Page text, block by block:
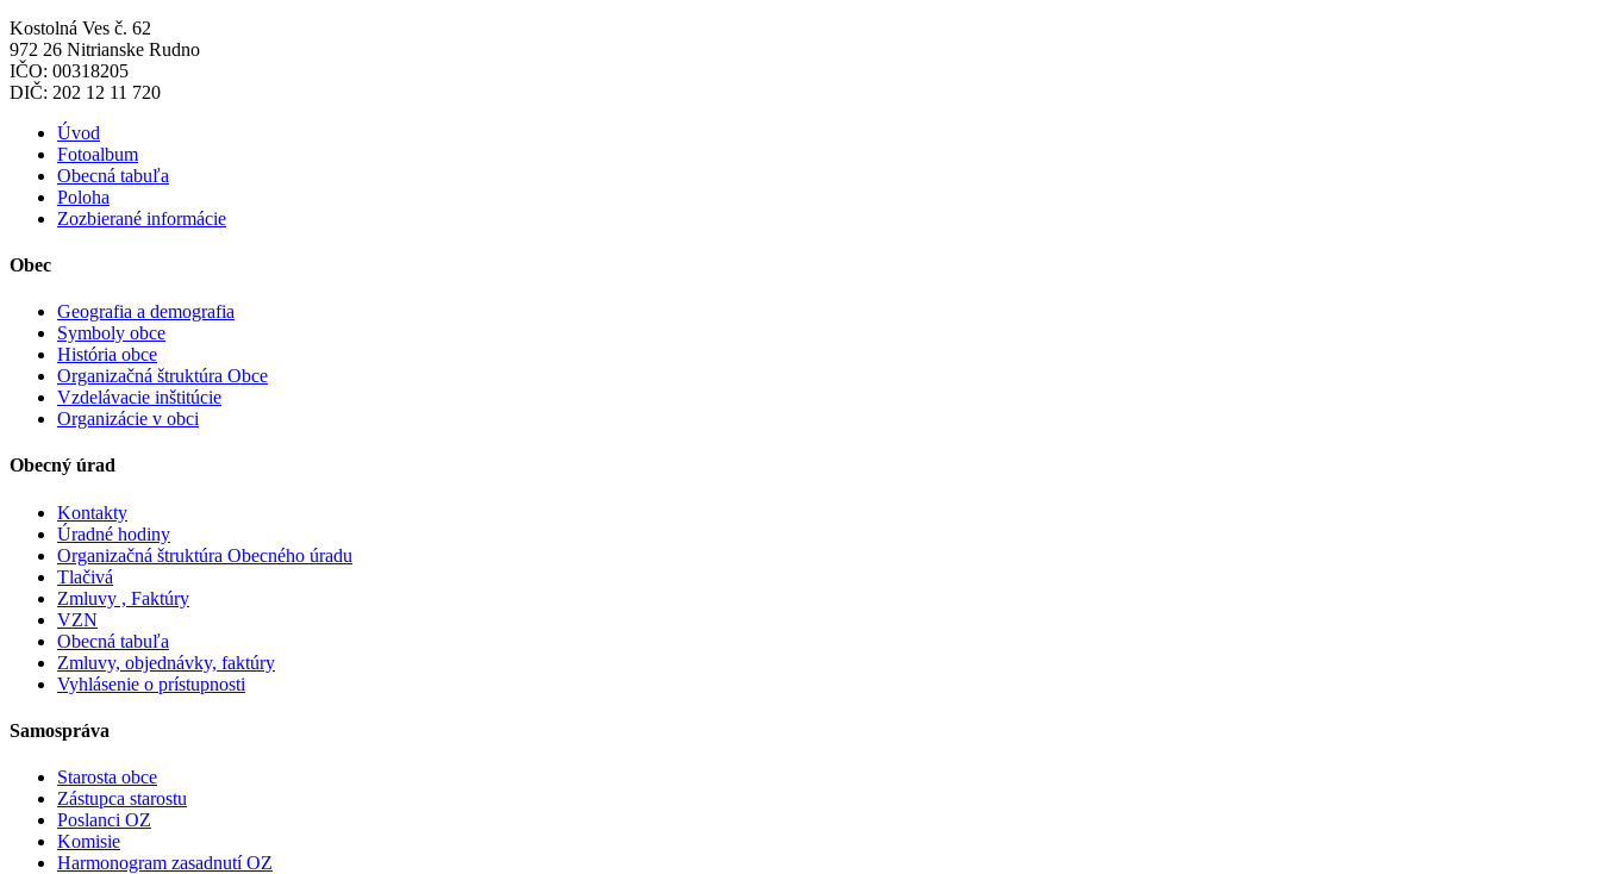
Kostolná Ves č. 62
972 26 Nitrianske Rudno
IČO: 00318205
DIČ: 202 12 11 720
Úvod
Fotoalbum
Obecná tabuľa
Poloha
Zozbierané informácie
Obec
Geografia a demografia
Symboly obce
História obce
Organizačná štruktúra Obce
Vzdelávacie inštitúcie
Organizácie v obci
Obecný úrad
Kontakty
Úradné hodiny
Organizačná štruktúra Obecného úradu
Tlačivá
Zmluvy , Faktúry
VZN
Obecná tabuľa
Zmluvy, objednávky, faktúry
Vyhlásenie o prístupnosti
Samospráva
Starosta obce
Zástupca starostu
Poslanci OZ
Komisie
Harmonogram zasadnutí OZ